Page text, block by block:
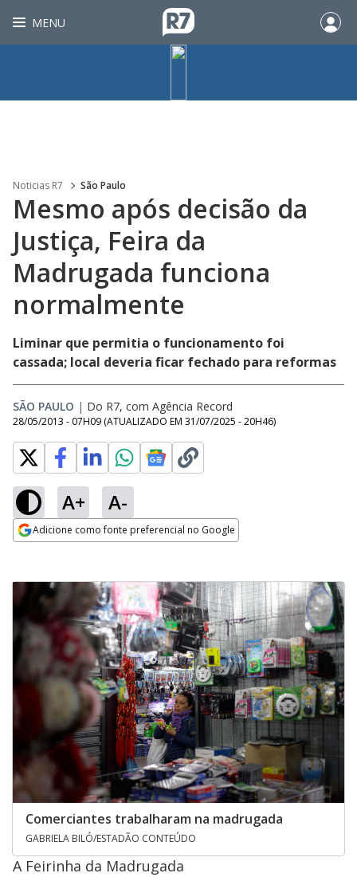
MENU
Noticias R7 São Paulo
Mesmo após decisão da
Justiça, Feira da
Madrugada funciona
normalmente
Liminar que permitia o funcionamento foi
cassada; local deveria ficar fechado para reformas
SÃO PAULO | Do R7, com Agência Record
28/05/2013 - 07H09 (ATUALIZADO EM 31/07/2025 - 20H46)
A+ A-
Adicione como fonte preferencial no Google
Comerciantes trabalharam na madrugada
GABRIELA BILÓ/ESTADÃO CONTEÚDO
A Feirinha da Madrugada